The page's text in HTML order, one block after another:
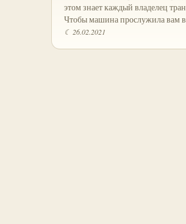
этом знает каждый владелец
Чтобы машина прослужила вам
☾ 26.02.2021